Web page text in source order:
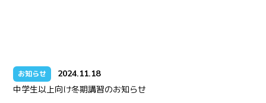
お知らせ 2024.11.18
中学生以上向け冬期講習のお知らせ